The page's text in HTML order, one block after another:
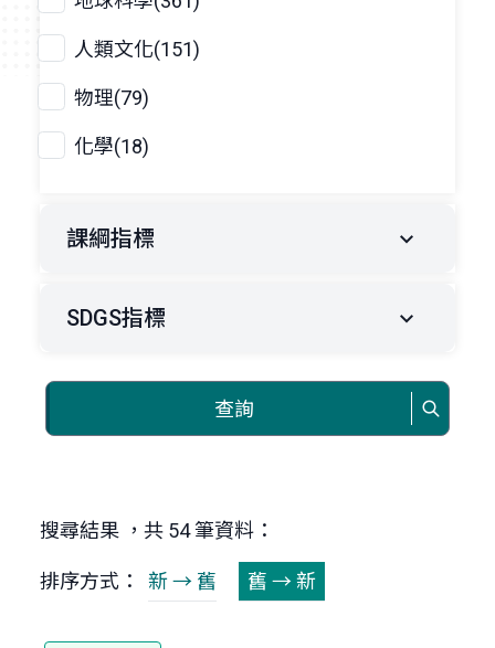
人類文化(151)
物理(79)
化學(18)
課綱指標
SDGS指標
查詢
搜尋結果 ，共 54 筆資料：
排序方式： 新 → 舊 舊 → 新